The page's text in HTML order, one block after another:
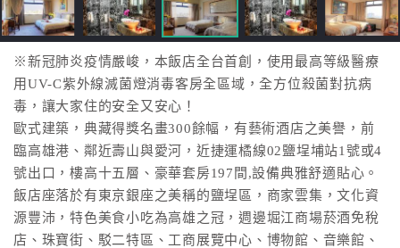
飯
店
訂
房
HOT
特
色
民
宿
※新冠肺炎疫情嚴峻，本飯店全台首創，使用最高等級醫療
用UV-C紫外線滅菌燈消毒客房全區域，全方位殺菌對抗病
毒，讓大家住的安全又安心！
歐式建築，典藏得獎名畫300餘幅，有藝術酒店之美譽，前
臨高雄港、鄰近壽山與愛河，近捷運橘線02鹽埕埔站1號或4
號出口，樓高十五層、豪華套房197間,設備典雅舒適貼心。
飯店座落於有東京銀座之美稱的鹽埕區，商家雲集，文化資
源豐沛，特色美食小吃為高雄之冠，週邊堀江商場菸酒免稅
店、珠寶街、駁二特區、工商展覽中心、博物館、音樂館、